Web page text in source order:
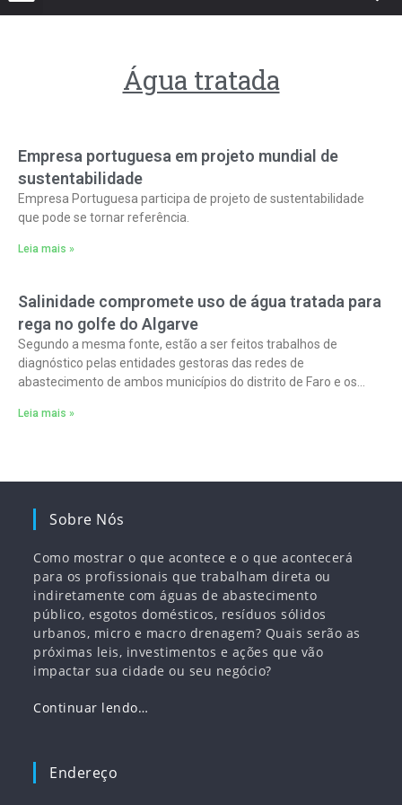
Água tratada
Empresa portuguesa em projeto mundial de
sustentabilidade
Empresa Portuguesa participa de projeto de sustentabilidade
que pode se tornar referência.
Leia mais »
Salinidade compromete uso de água tratada para
rega no golfe do Algarve
Segundo a mesma fonte, estão a ser feitos trabalhos de
diagnóstico pelas entidades gestoras das redes de
abastecimento de ambos municípios do distrito de Faro e os
Leia mais »
Sobre Nós
Como mostrar o que acontece e o que acontecerá
para os profissionais que trabalham direta ou
indiretamente com águas de abastecimento
público, esgotos domésticos, resíduos sólidos
urbanos, micro e macro drenagem? Quais serão as
próximas leis, investimentos e ações que vão
impactar sua cidade ou seu negócio?
Continuar lendo…
Endereço